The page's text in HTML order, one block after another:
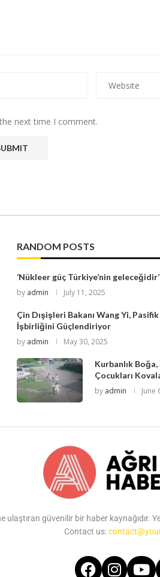
next time I comment.
RANDOM POSTS
‘Nükleer güç Türkiye’nin geleceğidir’
by admin July 11, 2025
Çin Dışişleri Bakanı Wang Yi,
İşbirliğini Güçlendiriyor
by admin May 30, 2025
Kurbanlık
Çocukları
by admin June
ulaştıran güvenilir bir haber
Contact us: